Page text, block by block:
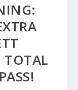
TOTAL